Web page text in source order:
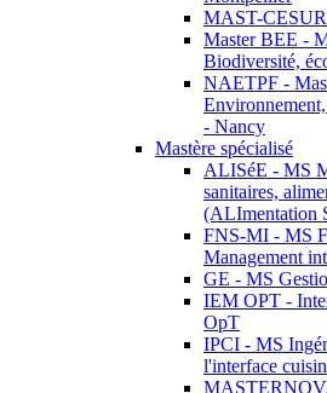
MAST-
Master BEE -
Biodiversité,
NAETPF -
- Nancy
Mastère spécialisé
ALISéE - MS
sanitaires,
(ALImentation
FNS-MI - MS
Management
GE - MS
IEM OPT -
OpT
IPCI - MS
l'interface